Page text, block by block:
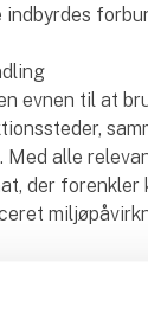
evnen til at
alle
der forenkler
fodring,